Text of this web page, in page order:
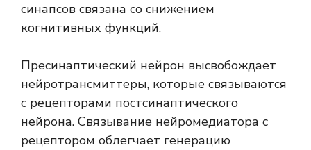
синапсов связана со снижением
когнитивных функций.
Пресинаптический нейрон высвобождает
нейротрансмиттеры, которые связываются
с рецепторами постсинаптического
нейрона. Связывание нейромедиатора с
рецептором облегчает генерацию